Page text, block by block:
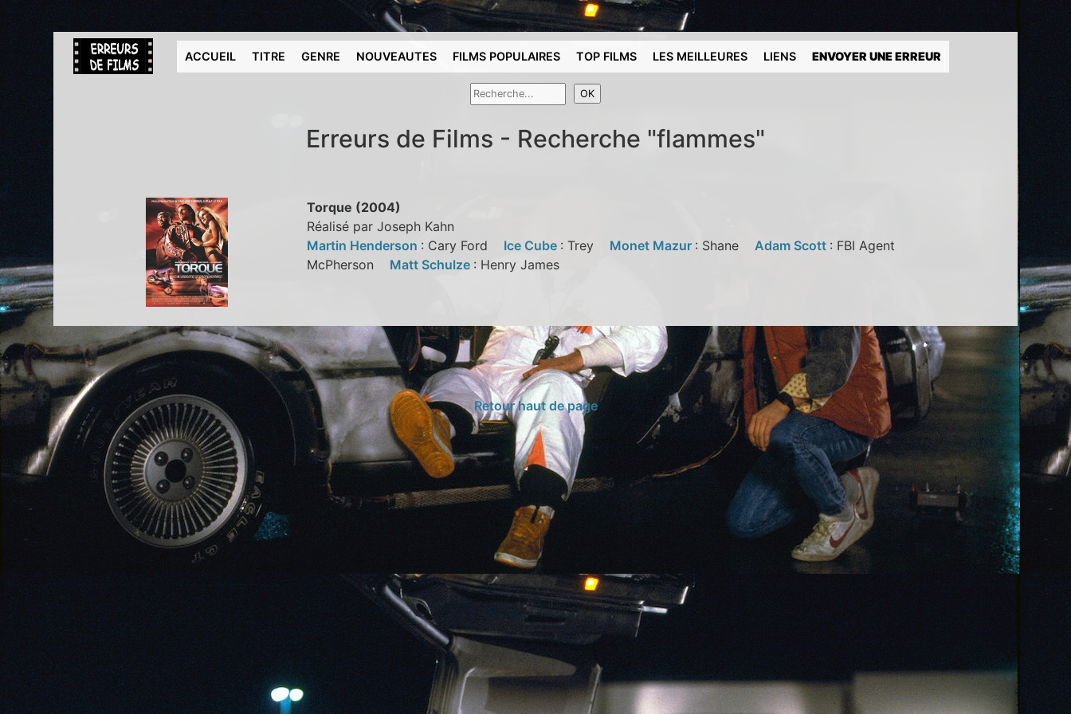
ACCUEIL TITRE GENRE NOUVEAUTES FILMS POPULAIRES TOP FILMS LES MEILLEURES LIENS ENVOYER UNE ERREUR
Erreurs de Films - Recherche "flammes"
Torque (2004)
Réalisé par Joseph Kahn
Martin Henderson : Cary Ford Ice Cube : Trey Monet Mazur : Shane Adam Scott : FBI Agent
McPherson Matt Schulze : Henry James
Retour haut de page